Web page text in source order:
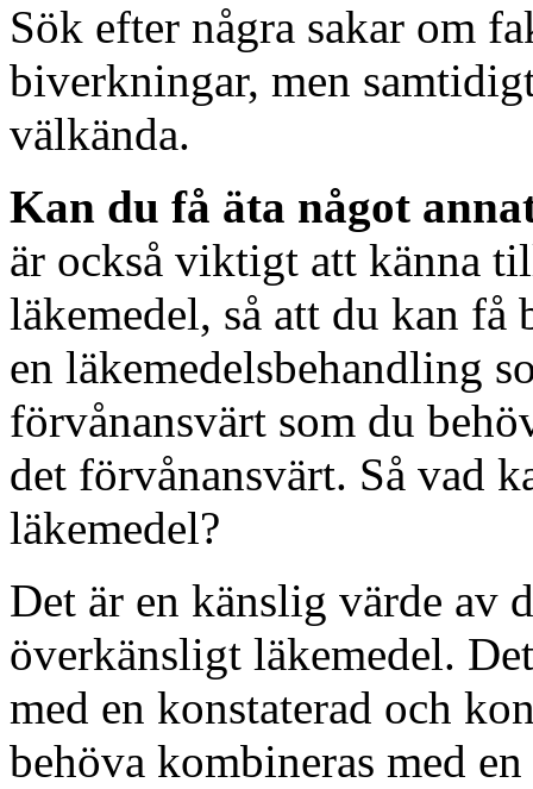
Sök efter några sakar om
biverkningar, men
välkända.
Kan du få äta något
är också viktigt att känna
läkemedel, så att du kan
en läkemedelsbehandling
förvånansvärt som du
det förvånansvärt. Så vad
läkemedel?
Det är en känslig värde av
överkänsligt läkemedel.
med en konstaterad och
behöva kombineras med